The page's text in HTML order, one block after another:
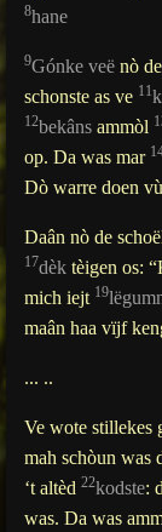
8hane
9Gónke veë nò
schonste as ve 11
12bekâns ammòl
op. Da was mar
Dò warre doen
Daân nò de
17dèk tèigen os:
mich iejt 19
maân haa vïjf
... ..
Ve wote stillekes
mah schòun was
‘t altèd 22kodste:
was. Da was